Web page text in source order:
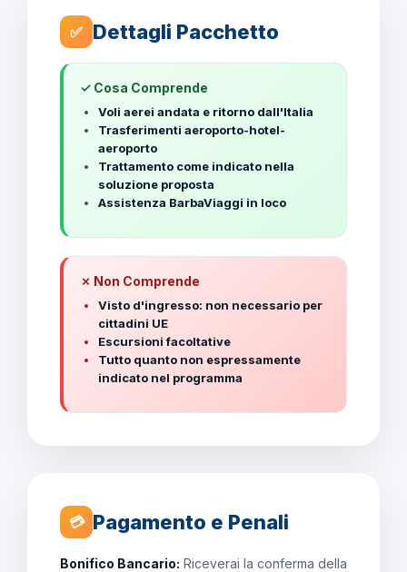
✅ Dettagli Pacchetto
✓ Cosa Comprende
Voli aerei andata e ritorno dall'Italia
Trasferimenti aeroporto-hotel-
aeroporto
Trattamento come indicato nella
soluzione proposta
Assistenza BarbaViaggi in loco
✗ Non Comprende
Visto d'ingresso: non necessario per
cittadini UE
Escursioni facoltative
Tutto quanto non espressamente
indicato nel programma
💳 Pagamento e Penali
Bonifico Bancario: Riceverai la conferma della